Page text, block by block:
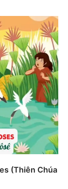
(Thiên Chúa